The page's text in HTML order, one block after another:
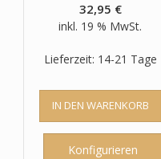
32,95 €
inkl. 19 % MwSt.
Lieferzeit: 14-21 Tage
IN DEN WARENKORB
Konfigurieren